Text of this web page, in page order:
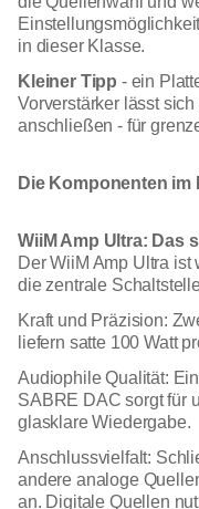
in dieser Klasse.
Kleiner Tipp - ein
Vorverstärker lässt
anschließen - für
Die Komponenten im
WiiM Amp Ultra: Das
Der WiiM Amp Ultra ist
die zentrale
Kraft und Präzision:
liefern satte 100 Watt
Audiophile Qualität:
SABRE DAC sorgt für
glasklare Wiedergabe.
Anschlussvielfalt:
andere analoge
an. Digitale Quellen